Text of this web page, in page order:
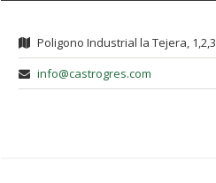
Poligono Industrial la Tejera, 1,2,3
info@castrogres.com